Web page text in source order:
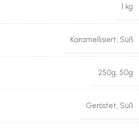
1 kg
Karamellisiert, Süß
250g, 50g
Geröstet, Süß